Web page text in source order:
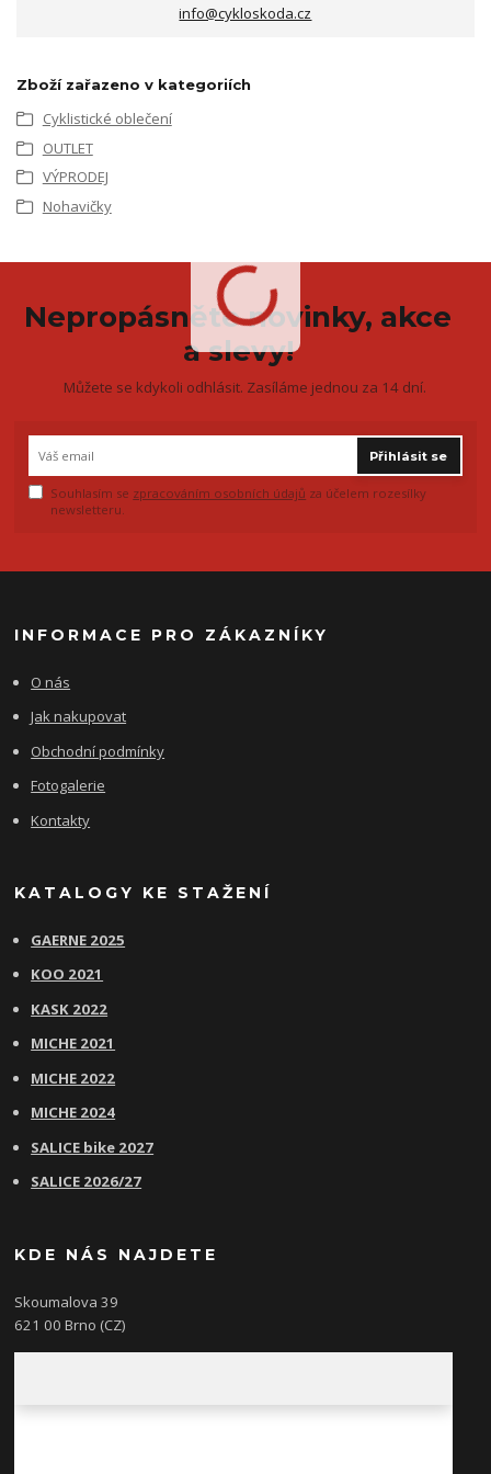
info@cykloskoda.cz
Zboží zařazeno v kategoriích
Cyklistické oblečení
OUTLET
VÝPRODEJ
Nohavičky
Nepropásněte novinky, akce
a slevy!
Můžete se kdykoli odhlásit. Zasíláme jednou za 14 dní.
Přihlásit se
Souhlasím se zpracováním osobních údajů za účelem rozesílky
newsletteru.
INFORMACE PRO ZÁKAZNÍKY
O nás
Jak nakupovat
Obchodní podmínky
Fotogalerie
Kontakty
KATALOGY KE STAŽENÍ
GAERNE 2025
KOO 2021
KASK 2022
MICHE 2021
MICHE 2022
MICHE 2024
SALICE bike 2027
SALICE 2026/27
KDE NÁS NAJDETE
Skoumalova 39
621 00 Brno (CZ)